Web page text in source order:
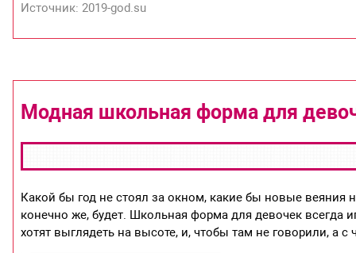
Источник: 2019-god.su
Модная школьная форма для
Какой бы год не стоял за окном, какие бы новые
конечно же, будет. Школьная форма для девочек
хотят выглядеть на высоте, и, чтобы там не говорили, а